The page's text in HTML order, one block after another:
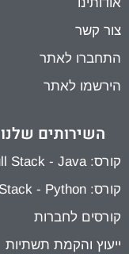
אודותינו
צור קשר
התחברו לאתר
הירשמו לאתר
השירותים שלנו
קורס: Full Stack - Java
קורס: Full Stack - Python
קורסים לחברות
ייעוץ והקמת תשתיות